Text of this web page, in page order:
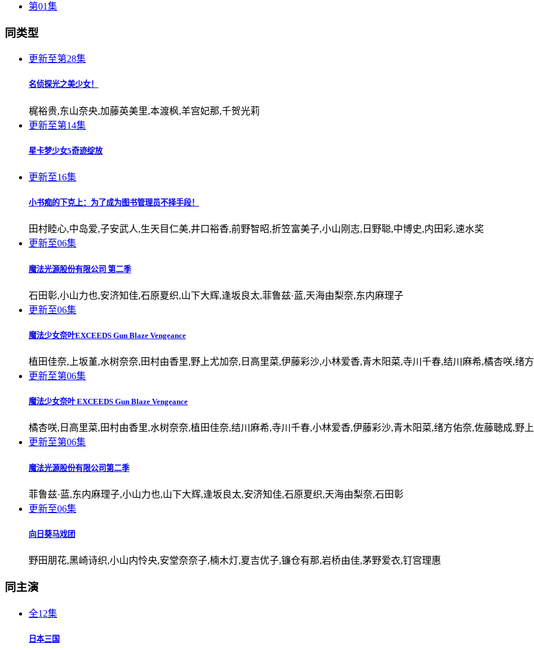
第01集
同类型
更新至第28集
名侦探光之美少女！
梶裕贵,东山奈央,加藤英美里,本渡枫,羊宫妃那,千贺光莉
更新至第14集
星卡梦少女5奇迹绽放
更新至16集
小书痴的下克上：为了成为图书管理员不择手段！
田村睦心,中岛爱,子安武人,生天目仁美,井口裕香,前野智昭,折笠富美子,小山刚志,日野聪,中博史,内田彩,速水奖
更新至06集
魔法光源股份有限公司 第二季
石田彰,小山力也,安济知佳,石原夏织,山下大辉,逢坂良太,菲鲁兹·蓝,天海由梨奈,东内麻理子
更新至06集
魔法少女奈叶EXCEEDS Gun Blaze Vengeance
植田佳奈,上坂堇,水树奈奈,田村由香里,野上尤加奈,日高里菜,伊藤彩沙,小林爱香,青木阳菜,寺川千春,结川麻希,橘杏咲,绪
更新至第06集
魔法少女奈叶 EXCEEDS Gun Blaze Vengeance
橘杏咲,日高里菜,田村由香里,水树奈奈,植田佳奈,结川麻希,寺川千春,小林爱香,伊藤彩沙,青木阳菜,绪方佑奈,佐藤聴成,野
更新至第06集
魔法光源股份有限公司第二季
菲鲁兹·蓝,东内麻理子,小山力也,山下大辉,逢坂良太,安济知佳,石原夏织,天海由梨奈,石田彰
更新至06集
向日葵马戏团
野田朋花,黑崎诗织,小山内怜央,安堂奈奈子,楠木灯,夏吉优子,镰仓有那,岩桥由佳,茅野爱衣,钉宫理惠
同主演
全12集
日本三国